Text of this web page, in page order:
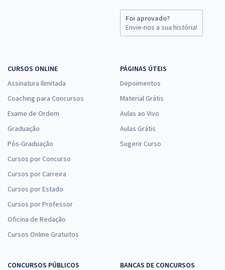
Foi aprovado?
Envie-nos a sua história!
CURSOS ONLINE
Assinatura Ilimitada
Coaching para Concursos
Exame de Ordem
Graduação
Pós-Graduação
Cursos por Concurso
Cursos por Carreira
Cursos por Estado
Cursos por Professor
Oficina de Redação
Cursos Online Gratuitos
PÁGINAS ÚTEIS
Depoimentos
Material Grátis
Aulas ao Vivo
Aulas Grátis
Sugerir Curso
CONCURSOS PÚBLICOS
BANCAS DE CONCURSOS